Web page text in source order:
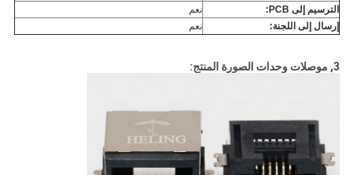
الترسيم إلى PCB:
نعم
إرسال إلى اللجنة:
نعم
3, موصلات وحدات الصورة المنتج: